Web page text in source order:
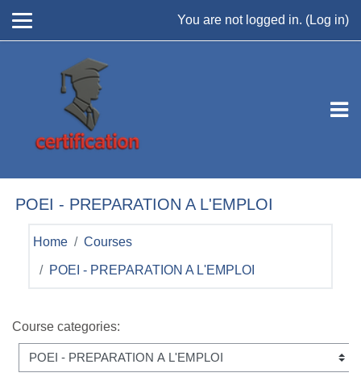
You are not logged in. (Log in)
POEI - PREPARATION A L'EMPLOI
Home Courses
POEI - PREPARATION A L'EMPLOI
Course categories: